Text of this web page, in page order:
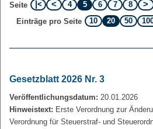
Seite 4 5 6 7
8
Einträge pro Seite
10 20 50
Gesetzblatt 2026 Nr. 3
Veröffentlichungsdatum: 20.01.2026
Hinweistext: Erste Verordnung zur
Verordnung für Steuerstraf- und